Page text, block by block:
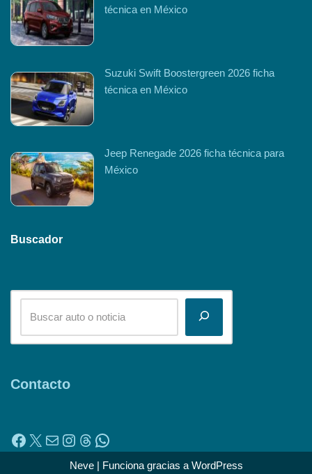
técnica en México
Suzuki Swift Boostergreen 2026 ficha
técnica en México
Jeep Renegade 2026 ficha técnica para
México
Buscador
Contacto
Neve| Funciona gracias a WordPress